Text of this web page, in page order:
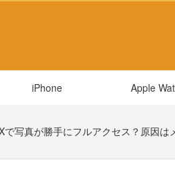
iPhone Apple
で写真が勝手にフルアクセス？原因は